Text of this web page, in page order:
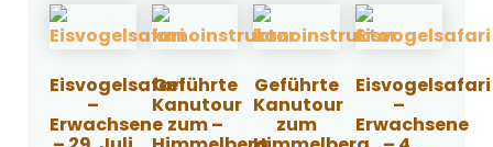
Eisvogelsafari
–
Erwachsene
Geführte
Kanutour
zum –
Geführte
Kanutour
zum
Eisvogelsafari
–
Erwachsene